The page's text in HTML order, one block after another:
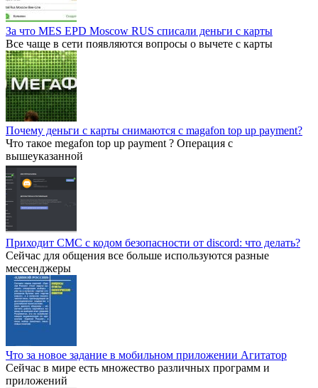
За что MES EPD Moscow RUS списали деньги с карты
Все чаще в сети появляются вопросы о вычете с карты
Почему деньги с карты снимаются с magafon top up payment?
Что такое megafon top up payment ? Операция с
вышеуказанной
Приходит СМС с кодом безопасности от discord: что делать?
Сейчас для общения все больше используются разные
мессенджеры
Что за новое задание в мобильном приложении Агитатор
Сейчас в мире есть множество различных программ и
приложений